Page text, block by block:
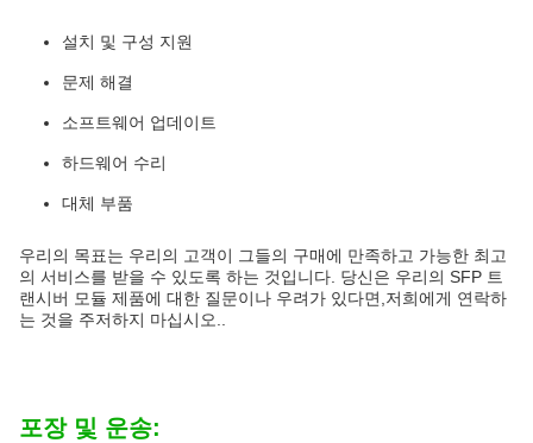
설치 및 구성 지원
문제 해결
소프트웨어 업데이트
하드웨어 수리
대체 부품
우리의 목표는 우리의 고객이 그들의 구매에 만족하고 가능한 최고
의 서비스를 받을 수 있도록 하는 것입니다. 당신은 우리의 SFP 트
랜시버 모듈 제품에 대한 질문이나 우려가 있다면,저희에게 연락하
는 것을 주저하지 마십시오..
포장 및 운송: